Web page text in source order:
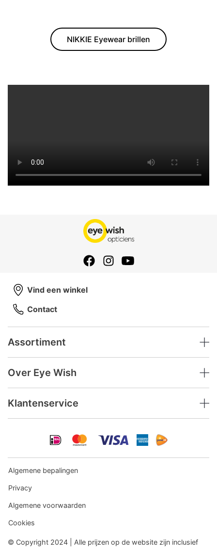
NIKKIE Eyewear brillen
Assortiment
Over Eye Wish
Klantenservice
Vind een winkel
Contact
© Copyright 2024 | Alle prijzen op de website zijn inclusief
Algemene bepalingen
Privacy
Algemene voorwaarden
Cookies